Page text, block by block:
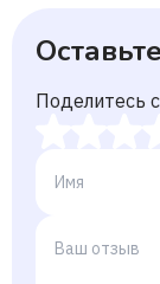
Поделитесь